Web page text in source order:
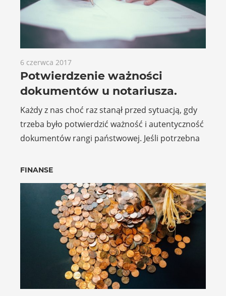
6 czerwca 2017
Potwierdzenie ważności
dokumentów u notariusza.
Każdy z nas choć raz stanął przed sytuacją, gdy
trzeba było potwierdzić ważność i autentyczność
dokumentów rangi państwowej. Jeśli potrzebna
FINANSE